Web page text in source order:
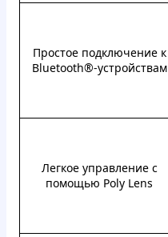
Простое подключение к
Bluetooth®-устройствам
Легкое управление с
помощью Poly Lens